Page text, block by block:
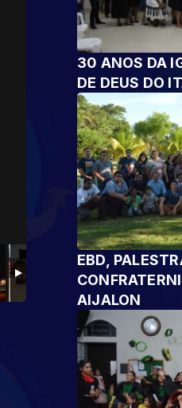
30 ANOS DA
DE DEUS DO
EBD,
AIJALON